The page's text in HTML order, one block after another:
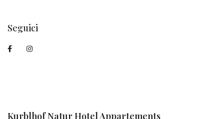
Seguici
Kurblhof Natur Hotel Appartements